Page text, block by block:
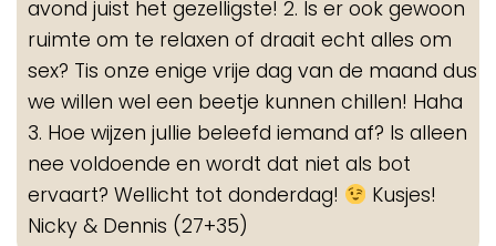
avond juist het gezelligste! 2. Is er ook gewoon
ruimte om te relaxen of draait echt alles om
sex? Tis onze enige vrije dag van de maand dus
we willen wel een beetje kunnen chillen! Haha
3. Hoe wijzen jullie beleefd iemand af? Is alleen
nee voldoende en wordt dat niet als bot
ervaart? Wellicht tot donderdag!
Kusjes!
Nicky & Dennis (27+35)